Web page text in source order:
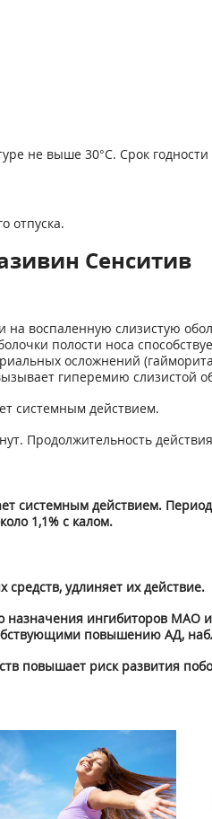
не выше 30°С. Срок годности
отпуска.
Сенситив
воспаленную слизистую
полости носа
осложнений
гиперемию слизистой
системным действием.
Продолжительность
системным действием.
1,1% с калом.
удлиняет их действие.
ингибиторов МАО
повышению АД,
повышает риск развития